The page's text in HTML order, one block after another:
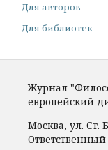
Для авторов
Для библиотек
Журнал
европейский
Москва, ул. Ст.